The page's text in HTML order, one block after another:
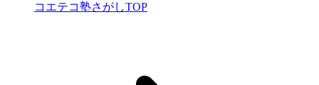
コエテコ塾さがしTOP